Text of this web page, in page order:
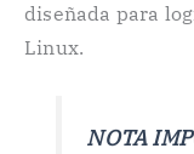
diseñada para
Linux.
NOTA